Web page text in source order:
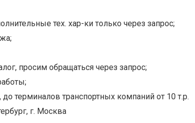
тех. хар-ки только через запрос;
просим обращаться через запрос;
до терминалов транспортных компаний от 10 т.р.
г. Москва